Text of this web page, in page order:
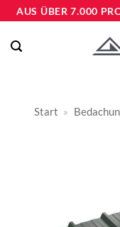
Zum
springen
AUS ÜBER 7.000
Start »